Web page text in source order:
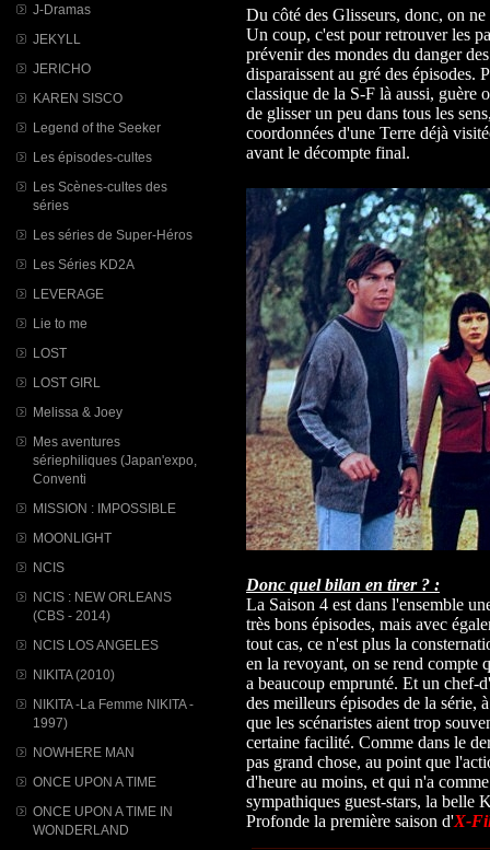
J-Dramas
JEKYLL
JERICHO
KAREN SISCO
Legend of the Seeker
Les épisodes-cultes
Les Scènes-cultes des
séries
Les séries de Super-Héros
Les Séries KD2A
LEVERAGE
Lie to me
LOST
LOST GIRL
Melissa & Joey
Mes aventures
sériephiliques (Japan'expo,
Conventi
MISSION : IMPOSSIBLE
MOONLIGHT
NCIS
NCIS : NEW ORLEANS
(CBS - 2014)
NCIS LOS ANGELES
NIKITA (2010)
NIKITA -La Femme NIKITA -
1997)
NOWHERE MAN
ONCE UPON A TIME
ONCE UPON A TIME IN
WONDERLAND
Du côté des Glisseurs, donc, on
Un coup, c'est pour retrouver les
prévenir des mondes du danger
disparaissent au gré des épisodes.
classique de la S-F là aussi,
de glisser un peu dans tous les
coordonnées d'une Terre déjà
avant le décompte final.
Donc quel bilan en tirer ? :
La Saison 4 est dans l'ensemble
très bons épisodes, mais avec
tout cas, ce n'est plus la
en la revoyant, on se rend compte
a beaucoup emprunté. Et un chef-
des meilleurs épisodes de la
que les scénaristes aient trop
certaine facilité. Comme dans le
pas grand chose, au point que
d'heure au moins, et qui n'a
sympathiques guest-stars, la belle
Profonde la première saison d'X-